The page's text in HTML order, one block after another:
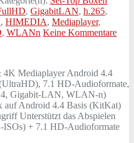
, GigabitLAN, h.265,
, HIMEDIA, Mediaplayer,
, WLANn Keine Kommentare
Mediaplayer Android 4.4
7.1 HD-Audioformate,
Gigabit-LAN, WLAN-n)
auf Android 4.4 Basis (KitKat)
Unterstützt das Abspielen
+ 7.1 HD-Audioformate